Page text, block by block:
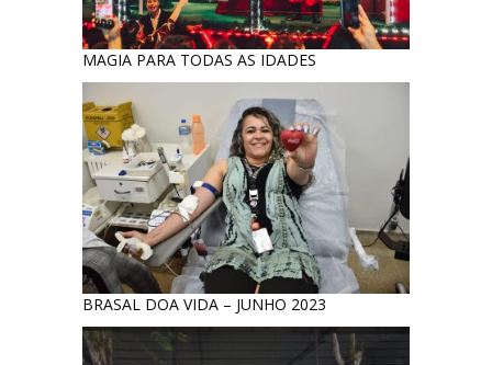
MAGIA PARA TODAS AS IDADES
BRASAL DOA VIDA – JUNHO 2023